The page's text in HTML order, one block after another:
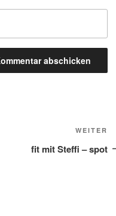
WEITER
fit mit Steffi – spot